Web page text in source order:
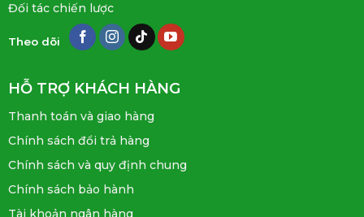
Đối tác chiến lược
Theo dõi
HỖ TRỢ KHÁCH HÀNG
Thanh toán và giao hàng
Chính sách đổi trả hàng
Chính sách và quy định chung
Chính sách bảo hành
Tài khoản ngân hàng